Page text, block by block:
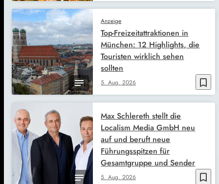
bookmark_border
Anzeige
5. Aug. 2026
Top-Freizeitattraktionen in
München: 12 Highlights, die
Touristen wirklich sehen
sollten
bookmark_border
5. Aug. 2026
Max Schlereth stellt die
Localism Media GmbH neu
auf und beruft neue
Führungsspitzen für
Gesamtgruppe und Sender